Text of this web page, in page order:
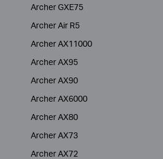
Archer GXE75
Archer Air R5
Archer AX11000
Archer AX95
Archer AX90
Archer AX6000
Archer AX80
Archer AX73
Archer AX72